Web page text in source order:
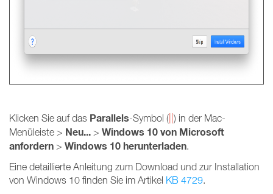
Klicken Sie auf das Parallels-Symbol ( ) in der Mac-
Menüleiste > Neu... > Windows 10 von Microsoft
anfordern > Windows 10 herunterladen.
Eine detaillierte Anleitung zum Download und zur Installation
von Windows 10 finden Sie im Artikel KB 4729.